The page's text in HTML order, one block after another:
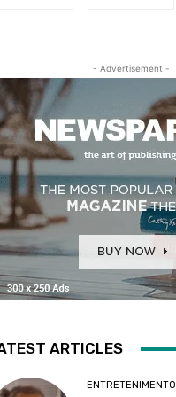
- Advertisement -
ARTICLES
ENTRETENIMENTO